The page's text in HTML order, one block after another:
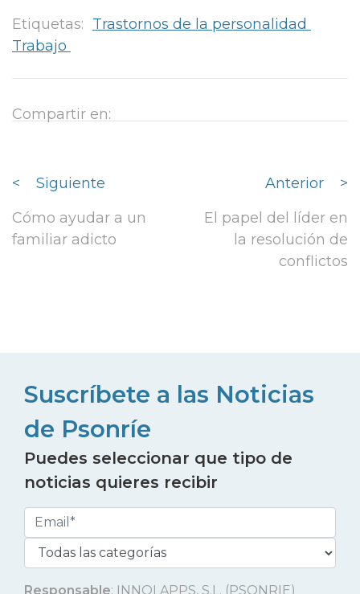
Etiquetas: Trastornos de la personalidad
Trabajo
Compartir en:
<
Siguiente
Cómo ayudar a un
familiar adicto
Anterior
>
El papel del líder en
la resolución de
conflictos
Suscríbete a las Noticias
de Psonríe
Puedes seleccionar que tipo de
noticias quieres recibir
Responsable: INNOLAPPS, S.L. (PSONRIE)